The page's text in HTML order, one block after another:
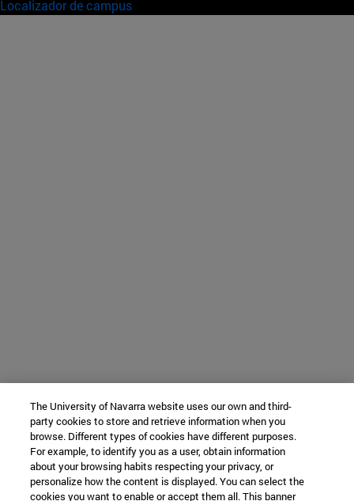
Localizador de campus
The University of Navarra website uses our own and third-
party cookies to store and retrieve information when you
browse. Different types of cookies have different purposes.
For example, to identify you as a user, obtain information
about your browsing habits respecting your privacy, or
personalize how the content is displayed. You can select the
cookies you want to enable or accept them all. This banner